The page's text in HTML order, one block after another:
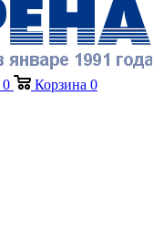
0 Корзина 0